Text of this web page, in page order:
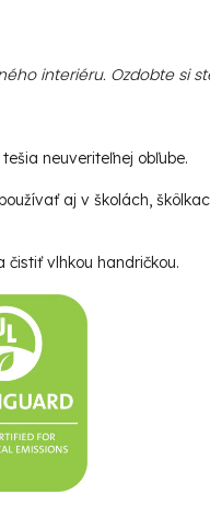
interiéru. Ozdobte si
neuveriteľnej obľube.
aj v školách,
vlhkou handričkou.